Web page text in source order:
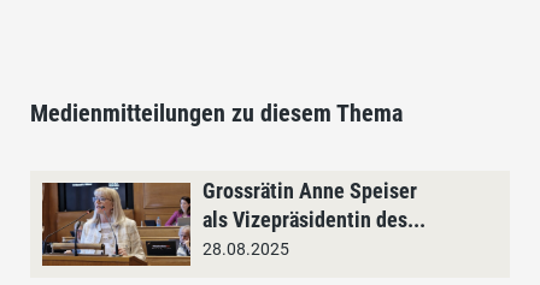
Medienmitteilungen zu diesem Thema
Grossrätin Anne Speiser
als Vizepräsidentin des...
28.08.2025